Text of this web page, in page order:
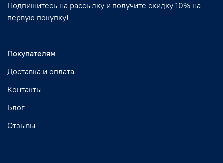
Покупателям
Доставка и оплата
Контакты
Блог
Отзывы
Подпишитесь на рассылку и получите скидку 10% на
первую покупку!